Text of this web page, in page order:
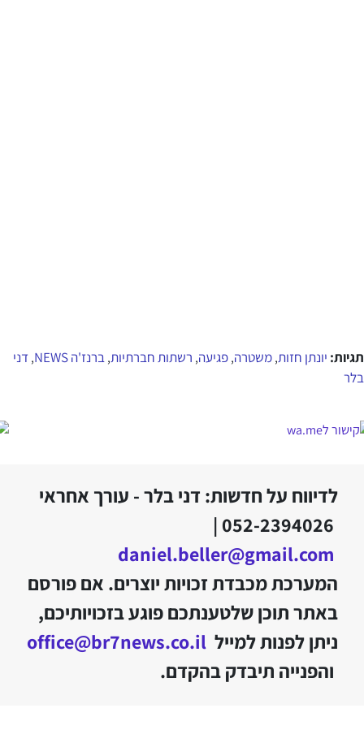
תגיות: יונתן חזות,משטרה,פגיעה, רשתות חברתיות, ברנז'ה NEWS , דני
בלר
לדיווח על חדשות: דני בלר - עורך אחראי
052-2394026 |
daniel.beller@gmail.com
המערכת מכבדת זכויות יוצרים. אם פורסם
באתר תוכן שלטענתכם פוגע בזכויותיכם,
ניתן לפנות למייל office@br7news.co.il
והפנייה תיבדק בהקדם.